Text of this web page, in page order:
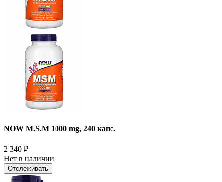
NOW M.S.M 1000 mg, 240 капс.
2 340 ₽
Нет в наличии
Отслеживать